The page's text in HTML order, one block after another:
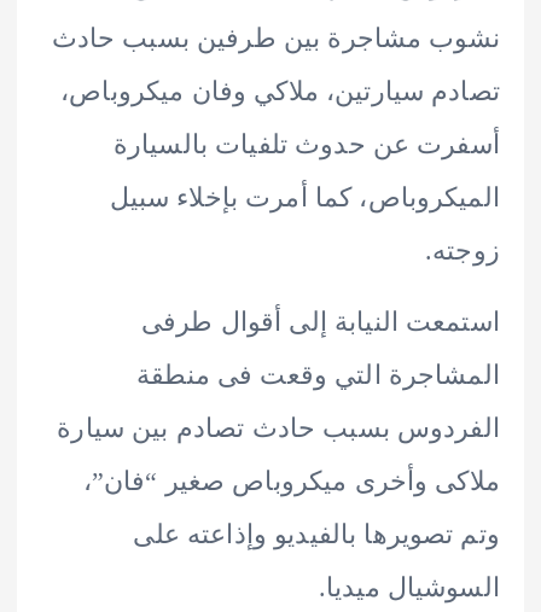
مشاجرة بين طرفين بسبب حادث
سيارتين، ملاكي وفان ميكروباص،
عن حدوث تلفيات بالسيارة
كما أمرت بإخلاء سبيل
النيابة إلى أقوال طرفى
التي وقعت فى منطقة
بسبب حادث تصادم بين سيارة
وأخرى ميكروباص صغير “فان”،
بالفيديو وإذاعته على
ميديا.